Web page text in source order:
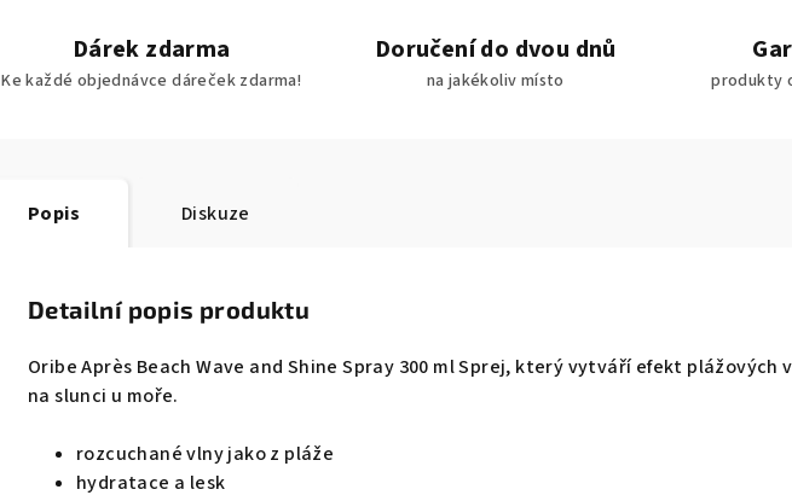
Dárek zdarma
Ke každé objednávce dáreček zdarma!
Doručení do dvou dnů
na jakékoliv místo produkty
Popis Diskuze
Detailní popis produktu
Oribe Après Beach Wave and Shine Spray 300 ml Sprej, který vytváří efekt
na slunci u moře.
rozcuchané vlny jako z pláže
hydratace a lesk